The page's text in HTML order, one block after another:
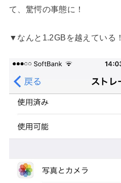
て、驚愕の事態に！
▼なんと1.2GBを越えている！